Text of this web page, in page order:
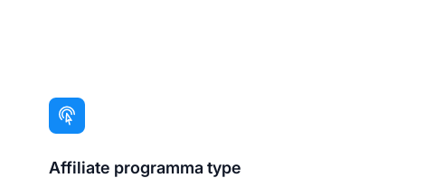
Affiliate programma type